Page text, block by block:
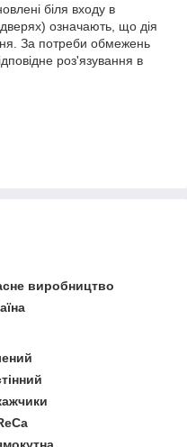
біля входу в
означають, що дія
За потреби обмежень
роз'язування в
виробництво